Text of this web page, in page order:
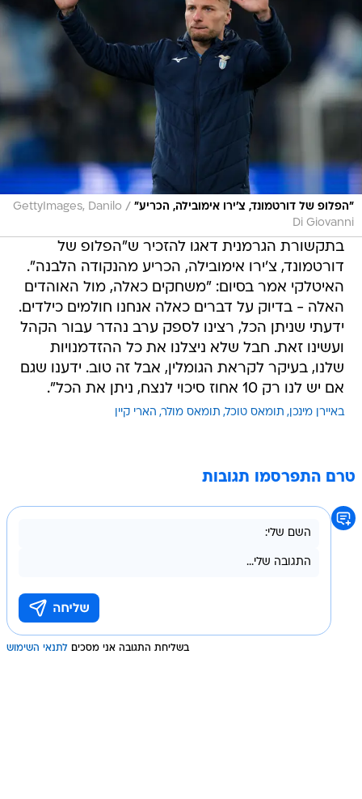
"הפלופ של דורטמונד, צ'ירו אימובילה, הכריע" /
GettyImages, Danilo
Di Giovanni
בתקשורת הגרמנית דאגו להזכיר ש"הפלופ של
דורטמונד, צ'ירו אימובילה, הכריע מהנקודה הלבנה".
האיטלקי אמר בסיום: "משחקים כאלה, מול האוהדים
האלה - בדיוק על דברים כאלה אנחנו חולמים כילדים.
ידעתי שניתן הכל, רצינו לספק ערב נהדר עבור הקהל
ועשינו זאת. חבל שלא ניצלנו את כל ההזדמנויות
שלנו, בעיקר לקראת הגומלין, אבל זה טוב. ידענו שגם
אם יש לנו רק 10 אחוז סיכוי לנצח, ניתן את הכל".
באיירן מינכן תומאס טוכל תומאס מולר הארי קיין
טרם התפרסמו תגובות
בשליחת התגובה אני מסכים לתנאי השימוש